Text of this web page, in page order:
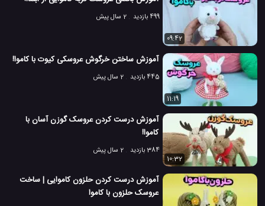
499 بازدید 2 سال پیش
09:42
آموزش ساختن خرگوش عروسکی کیوت با کاموا!
445 بازدید 2 سال پیش
11:19
آموزش درست کردن عروسک گوزن آسان با
کاموا!
384 بازدید
2 سال پیش
10:32
آموزش درست کردن حلزون کاموایی | ساخت
عروسک حلزون با کاموا